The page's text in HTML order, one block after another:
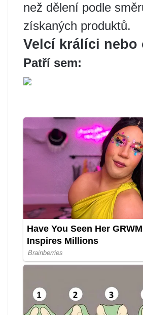
než dělení podle
získaných produktů.
Velcí králíci nebo
Patří sem: